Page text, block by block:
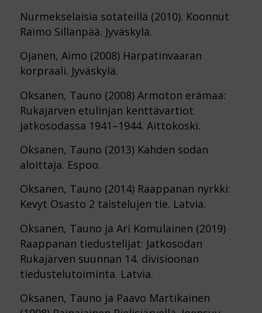
Nurmekselaisia sotateillä (2010). Koonnut
Raimo Sillanpää. Jyväskylä.
Ojanen, Aimo (2008) Harpatinvaaran
korpraali. Jyväskylä.
Oksanen, Tauno (2008) Armoton erämaa:
Rukajärven etulinjan kenttävartiot
jatkosodassa 1941–1944. Aittokoski.
Oksanen, Tauno (2013) Kahden sodan
aloittaja. Espoo.
Oksanen, Tauno (2014) Raappanan nyrkki:
Kevyt Osasto 2 taistelujen tie. Latvia.
Oksanen, Tauno ja Ari Komulainen (2019)
Raappanan tiedustelijat: Jatkosodan
Rukajärven suunnan 14. divisioonan
tiedustelutoiminta. Latvia.
Oksanen, Tauno ja Paavo Martikainen